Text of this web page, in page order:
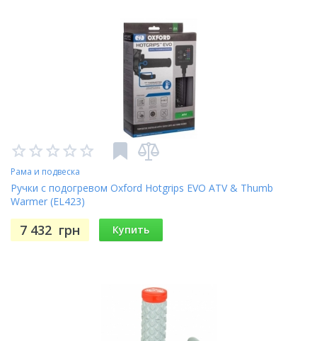
Рама и подвеска
Ручки с подогревом Oxford Hotgrips EVO ATV & Thumb
Warmer (EL423)
7 432 грн Купить